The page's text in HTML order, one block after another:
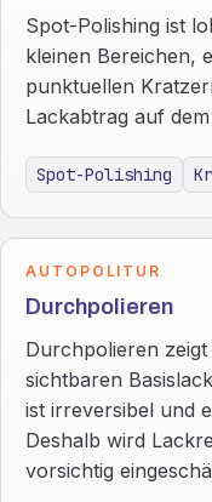
Spot-Polishing ist
kleinen Bereichen,
punktuellen
Lackabtrag auf
Spot-Polishing
AUTOPOLITUR
Durchpolieren
Durchpolieren
sichtbaren
ist irreversibel und
Deshalb wird
vorsichtig